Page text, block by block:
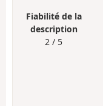
Fiabilité de la
description
2 / 5